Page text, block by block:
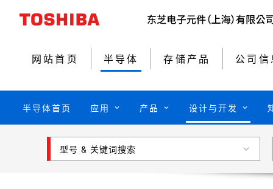
网站首页 半导体 存储产品 公司信
半导体首页 应用 产品 设计与开发
型号 & 关键词搜索